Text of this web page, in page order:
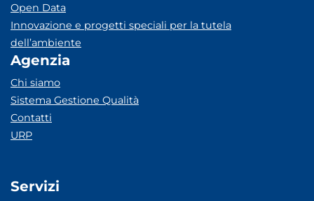
Open Data
Innovazione e progetti speciali per la tutela
dell’ambiente
Agenzia
Chi siamo
Sistema Gestione Qualità
Contatti
URP
Servizi